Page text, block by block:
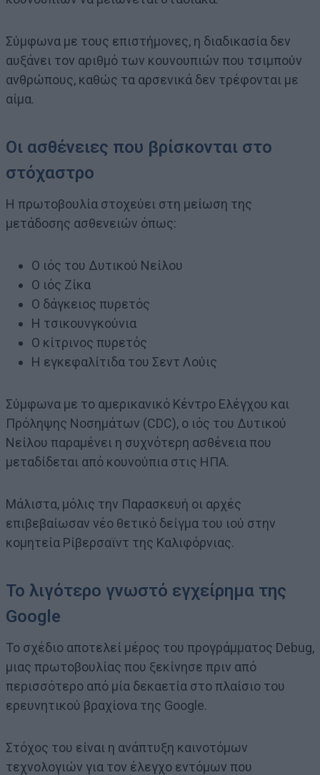
Σύμφωνα με τους επιστήμονες, η διαδικασία δεν
αυξάνει τον αριθμό των κουνουπιών που τσιμπούν
ανθρώπους, καθώς τα αρσενικά δεν τρέφονται με
αίμα.
Οι ασθένειες που βρίσκονται στο
στόχαστρο
Η πρωτοβουλία στοχεύει στη μείωση της
μετάδοσης ασθενειών όπως:
Ο ιός του Δυτικού Νείλου
Ο ιός Ζίκα
Ο δάγκειος πυρετός
Η τσικουνγκούνια
Ο κίτρινος πυρετός
Η εγκεφαλίτιδα του Σεντ Λούις
Σύμφωνα με το αμερικανικό Κέντρο Ελέγχου και
Πρόληψης Νοσημάτων (CDC), ο ιός του Δυτικού
Νείλου παραμένει η συχνότερη ασθένεια που
μεταδίδεται από κουνούπια στις ΗΠΑ.
Μάλιστα, μόλις την Παρασκευή οι αρχές
επιβεβαίωσαν νέο θετικό δείγμα του ιού στην
κομητεία Ρίβερσαϊντ της Καλιφόρνιας.
Το λιγότερο γνωστό εγχείρημα της
Google
Το σχέδιο αποτελεί μέρος του προγράμματος Debug,
μιας πρωτοβουλίας που ξεκίνησε πριν από
περισσότερο από μία δεκαετία στο πλαίσιο του
ερευνητικού βραχίονα της Google.
Στόχος του είναι η ανάπτυξη καινοτόμων
τεχνολογιών για τον έλεγχο εντόμων που